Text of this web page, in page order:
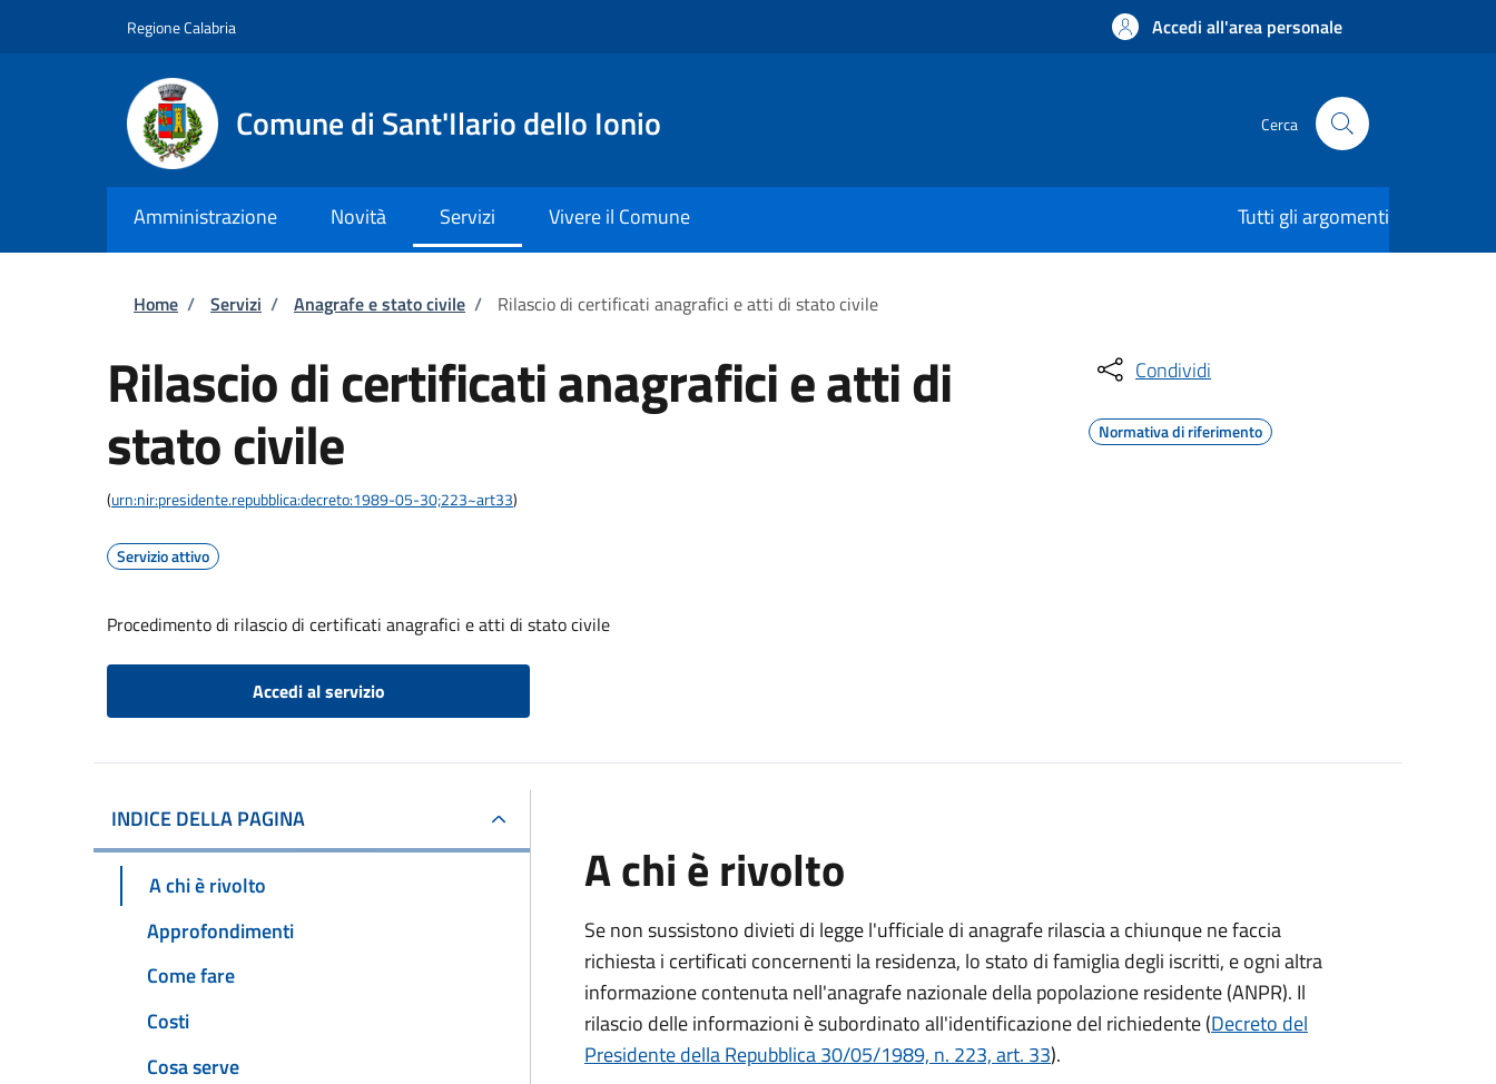
Regione Calabria Accedi all'area personale
Comune di Sant'Ilario dello Ionio Cerca
Amministrazione Novità Servizi Vivere il Comune Tutti gli argomenti
Briciole di pane
Home / Servizi / Anagrafe e stato civile / Rilascio di certificati anagrafici e atti di stato civile
Rilascio di certificati anagrafici e atti di
stato civile
(urn:nir:presidente.repubblica:decreto:1989-05-30;223~art33)
Servizio attivo
Procedimento di rilascio di certificati anagrafici e atti di stato civile
Accedi al servizio
Condividi
Normativa di riferimento
INDICE DELLA PAGINA
A chi è rivolto
Approfondimenti
Come fare
Costi
Cosa serve
A chi è rivolto
Se non sussistono divieti di legge l'ufficiale di anagrafe rilascia a chiunque ne faccia
richiesta i certificati concernenti la residenza, lo stato di famiglia degli iscritti, e ogni altra
informazione contenuta nell'anagrafe nazionale della popolazione residente (ANPR). Il
rilascio delle informazioni è subordinato all'identificazione del richiedente (Decreto del
Presidente della Repubblica 30/05/1989, n. 223, art. 33).